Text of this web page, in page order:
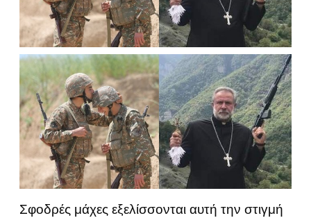
Σφοδρές μάχες εξελίσσονται αυτή την στιγμή